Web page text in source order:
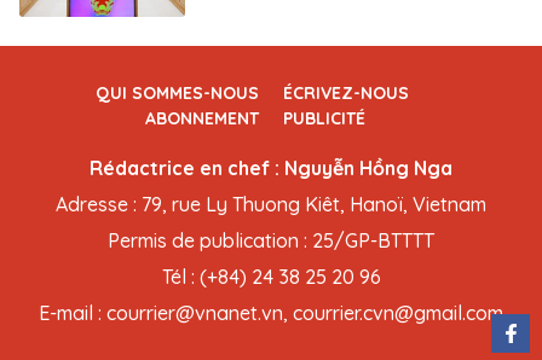
QUI SOMMES-NOUS
ÉCRIVEZ-NOUS
ABONNEMENT
PUBLICITÉ
Rédactrice en chef : Nguyễn Hồng Nga
Adresse : 79, rue Ly Thuong Kiêt, Hanoï, Vietnam
Permis de publication : 25/GP-BTTTT
Tél : (+84) 24 38 25 20 96
E-mail : courrier@vnanet.vn, courrier.cvn@gmail.com